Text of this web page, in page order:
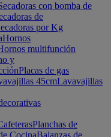
con bomba de
de
por Kg
Hornos
multifunción
y
Placas de gas
45cmLavavajillas
Planchas de
CocinaBalanzas de